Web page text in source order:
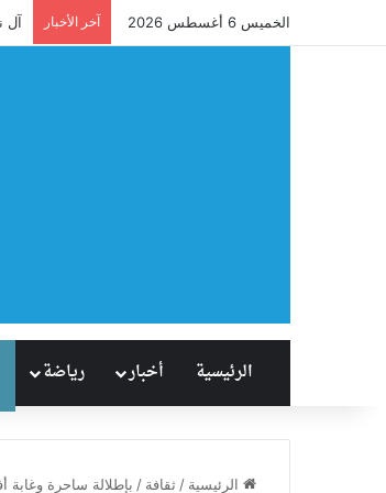
الخميس 6 أغسطس 2026 آخر الأخبار آل
الرئيسية أخبار رياضة
الرئيسية / ثقافة / بإطلالة ساحرة